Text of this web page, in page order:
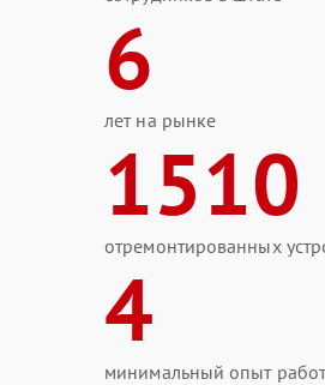
6
лет на рынке
1510
отремонтированных
4
минимальный опыт